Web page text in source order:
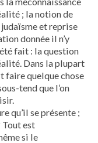
; la notion de
et reprise
donnée il n’y
fait : la question
Dans la plupart
faire quelque chose
tend que l’on
qu’il se présente ;
Tout est
si le